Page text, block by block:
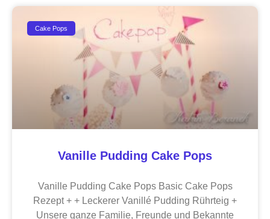
Cake Pops
Vanille Pudding Cake Pops
Vanille Pudding Cake Pops Basic Cake Pops
Rezept + + Leckerer Vanillé Pudding Rührteig +
Unsere ganze Familie, Freunde und Bekannte